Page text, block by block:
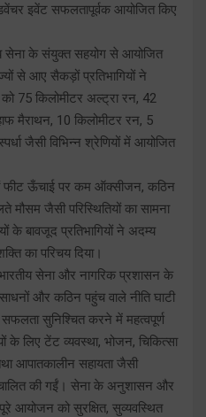
इवेंट सफलतापूर्वक आयोजित किए
सेना के संयुक्त सहयोग से आयोजित
से आए सैकड़ों प्रतिभागियों ने
को 75 किलोमीटर अल्ट्रा रन, 42
मैराथन, 10 किलोमीटर रन, 5
जैसी विभिन्न श्रेणियों में आयोजित
फीट ऊँचाई पर कम ऑक्सीजन, कठिन
मौसम जैसी परिस्थितियों का सामना
के बावजूद प्रतिभागियों ने अदम्य
का परिचय दिया।
सेना और नागरिक प्रशासन के
और कठिन पहुंच वाले नीति घाटी
सुनिश्चित करने में महत्वपूर्ण
के लिए टेंट व्यवस्था, भोजन, चिकित्सा
आपातकालीन सहायता जैसी
की गईं। सेना के अनुशासन और
आयोजन को सुरक्षित, सुव्यवस्थित